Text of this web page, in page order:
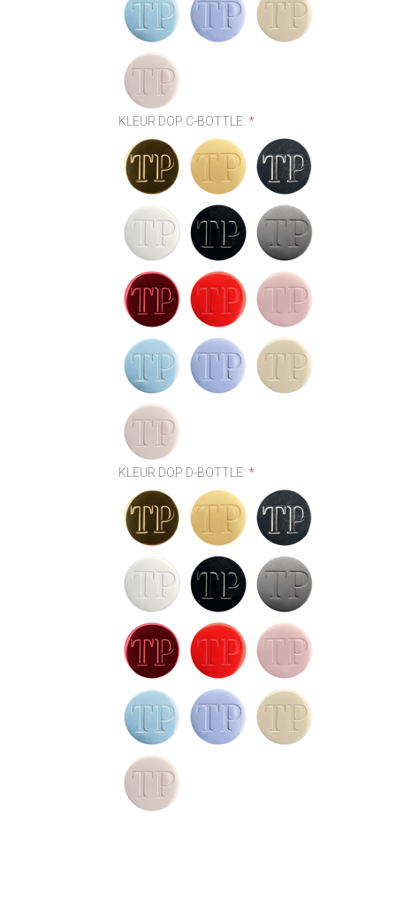
KLEUR DOP C-BOTTLE:*
KLEUR DOP D-BOTTLE:*